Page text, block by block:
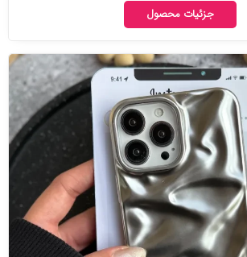
جزئیات محصول